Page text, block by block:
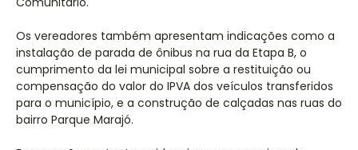
Os vereadores também apresentam indicações como a
instalação de parada de ônibus na rua da Etapa B, o
cumprimento da lei municipal sobre a restituição ou
compensação do valor do IPVA dos veículos transferidos
para o município, e a construção de calçadas nas ruas do
bairro Parque Marajó.